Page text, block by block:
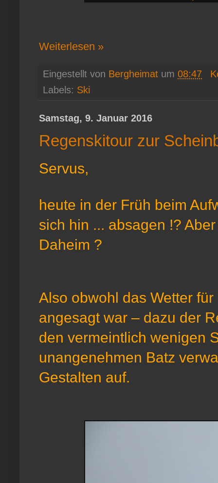
Weiterlesen »
Eingestellt von Bergheimat um 08:47
Labels: Ski
Samstag, 9. Januar 2016
Regenskitour zur
Servus,
heute in der Früh beim
sich hin ... absagen !?
Daheim ?
Also obwohl das Wetter
angesagt war – dazu der
den vermeintlich wenigen
unangenehmen Batz
Gestalten auf.